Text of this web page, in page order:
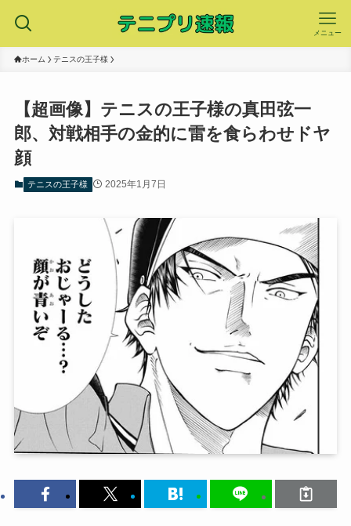
メニュー
ホーム テニスの王子様
【超画像】テニスの王子様の真田弦一
郎、対戦相手の金的に雷を食らわせドヤ
顔
テニスの王子様 2025年1月7日